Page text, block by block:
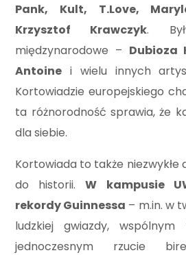
Pank, Kult, T.Love,
Krzysztof Krawczyk.
międzynarodowe – Dubioza
Antoine i wielu innych
Kortowiadzie europejskiego
ta różnorodność sprawia, że
dla siebie.
Kortowiada to także niezwykłe
do historii.W kampusie
rekordy Guinnessa – m.in. w
ludzkiej gwiazdy,
jednoczesnym rzucie